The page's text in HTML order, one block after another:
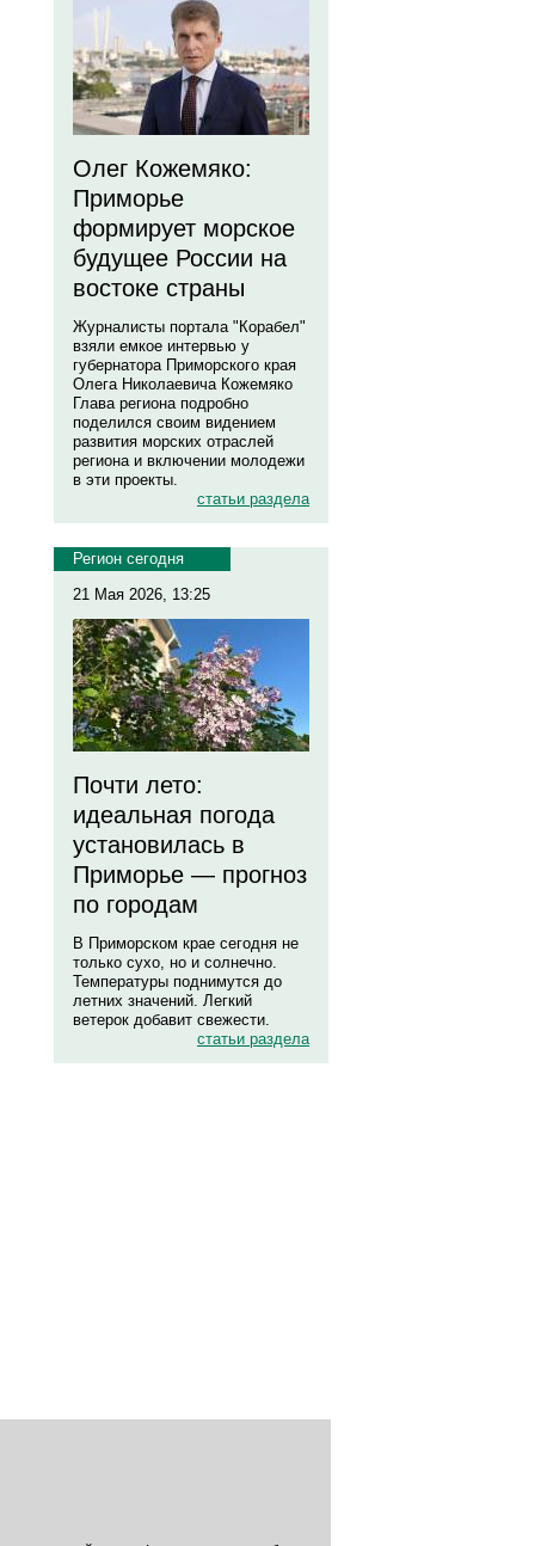
Олег Кожемяко:
Приморье
формирует морское
будущее России на
востоке страны
Журналисты портала "Корабел"
взяли емкое интервью у
губернатора Приморского края
Олега Николаевича Кожемяко
Глава региона подробно
поделился своим видением
развития морских отраслей
региона и включении молодежи
в эти проекты.
статьи раздела
Регион сегодня
21 Мая 2026, 13:25
Почти лето:
идеальная погода
установилась в
Приморье — прогноз
по городам
В Приморском крае сегодня не
только сухо, но и солнечно.
Температуры поднимутся до
летних значений. Легкий
ветерок добавит свежести.
статьи раздела